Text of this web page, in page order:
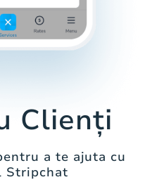
Clienți
a te ajuta cu
Stripchat